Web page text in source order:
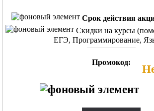
Срок действия
Скидки на курсы
ЕГЭ, Программирование,
Промокод: